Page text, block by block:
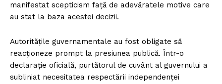
manifestat scepticism față de adevăratele motive care
au stat la baza acestei decizii.
Autoritățile guvernamentale au fost obligate să
reacționeze prompt la presiunea publică. Într-o
declarație oficială, purtătorul de cuvânt al guvernului a
subliniat necesitatea respectării independenței